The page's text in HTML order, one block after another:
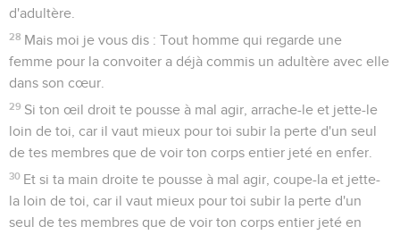
d'adultère.
28 Mais moi je vous dis : Tout homme qui regarde une
femme pour la convoiter a déjà commis un adultère avec elle
dans son cœur.
29 Si ton œil droit te pousse à mal agir, arrache-le et jette-le
loin de toi, car il vaut mieux pour toi subir la perte d'un seul
de tes membres que de voir ton corps entier jeté en enfer.
30 Et si ta main droite te pousse à mal agir, coupe-la et jette-
la loin de toi, car il vaut mieux pour toi subir la perte d'un
seul de tes membres que de voir ton corps entier jeté en